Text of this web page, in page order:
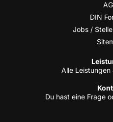
DIN
Jobs /
Alle Leis­tun­gen
Du hast eine Fra­ge